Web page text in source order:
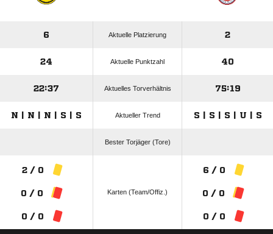
6 Aktuelle Platzierung 2
24 Aktuelle Punktzahl 40
22:37 Aktuelles Torverhältnis 75:19
N | N | N | S | S Aktueller Trend S | S | S | U | S
Bester Torjäger (Tore)
2 / 0
0 / 0
0 / 0
Karten (Team/Offiz.)
6 / 0
0 / 0
0 / 0